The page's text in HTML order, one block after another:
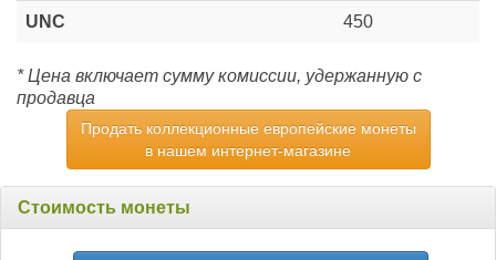
UNC 450
* Цена включает сумму комиссии, удержанную с
продавца
Продать коллекционные европейские монеты
в нашем интернет-магазине
Стоимость монеты